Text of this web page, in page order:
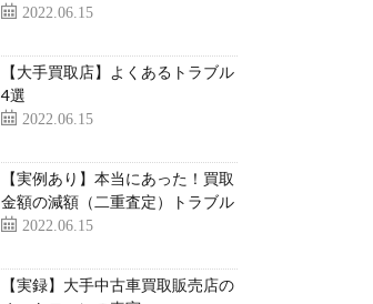
2022.06.15
【大手買取店】よくあるトラブル
4選
2022.06.15
【実例あり】本当にあった！買取
金額の減額（二重査定）トラブル
2022.06.15
【実録】大手中古車買取販売店の